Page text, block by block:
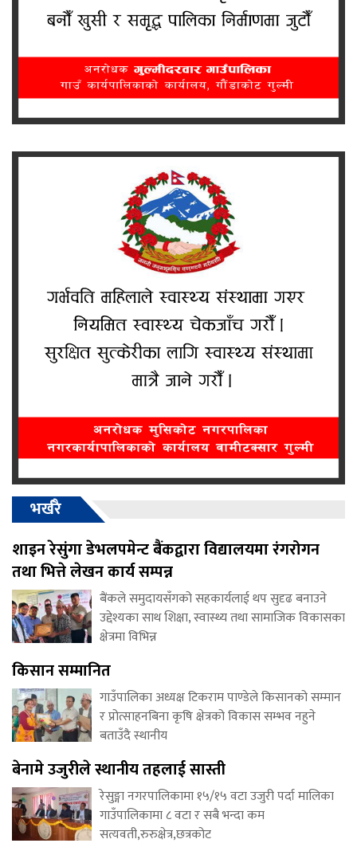
भर्खरै
शाइन रेसुंगा डेभलपमेन्ट बैंकद्वारा विद्यालयमा रंगरोगन
तथा भित्ते लेखन कार्य सम्पन्न
बैंकले समुदायसँगको सहकार्यलाई थप सुदृढ बनाउने
उद्देश्यका साथ शिक्षा, स्वास्थ्य तथा सामाजिक विकासका
क्षेत्रमा विभिन्न
किसान सम्मानित
गाउँपालिका अध्यक्ष टिकराम पाण्डेले किसानको सम्मान
र प्रोत्साहनबिना कृषि क्षेत्रको विकास सम्भव नहुने
बताउँदै स्थानीय
बेनामे उजुरीले स्थानीय तहलाई सास्ती
रेसुङ्गा नगरपालिकामा १५/१५ वटा उजुरी पर्दा मालिका
गाउँपालिकामा ८ वटा र सबै भन्दा कम
सत्यवती,रुरुक्षेत्र,छत्रकोट